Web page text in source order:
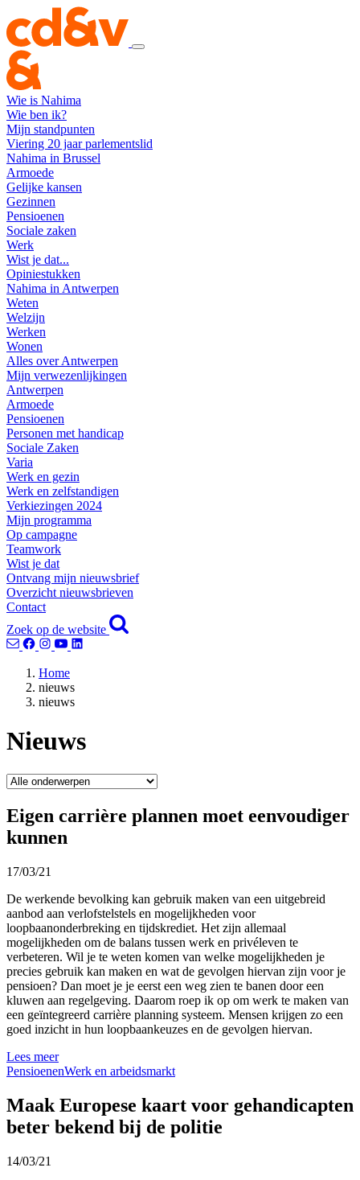
Wie is Nahima
Wie ben ik?
Mijn standpunten
Viering 20 jaar parlementslid
Nahima in Brussel
Armoede
Gelijke kansen
Gezinnen
Pensioenen
Sociale zaken
Werk
Wist je dat...
Opiniestukken
Nahima in Antwerpen
Weten
Welzijn
Werken
Wonen
Alles over Antwerpen
Mijn verwezenlijkingen
Antwerpen
Armoede
Pensioenen
Personen met handicap
Sociale Zaken
Varia
Werk en gezin
Werk en zelfstandigen
Verkiezingen 2024
Mijn programma
Op campagne
Teamwork
Wist je dat
Ontvang mijn nieuwsbrief
Overzicht nieuwsbrieven
Contact
Zoek op de website
Home
nieuws
nieuws
Nieuws
Eigen carrière plannen moet eenvoudiger
kunnen
17/03/21
De werkende bevolking kan gebruik maken van een uitgebreid
aanbod aan verlofstelstels en mogelijkheden voor
loopbaanonderbreking en tijdskrediet. Het zijn allemaal
mogelijkheden om de balans tussen werk en privéleven te
verbeteren. Wil je te weten komen van welke mogelijkheden je
precies gebruik kan maken en wat de gevolgen hiervan zijn voor je
pensioen? Dan moet je je eerst een weg zien te banen door een
kluwen aan regelgeving. Daarom roep ik op om werk te maken van
een geïntegreerd carrière planning systeem. Mensen krijgen zo een
goed inzicht in hun loopbaankeuzes en de gevolgen hiervan.
Lees meer
PensioenenWerk en arbeidsmarkt
Maak Europese kaart voor gehandicapten
beter bekend bij de politie
14/03/21